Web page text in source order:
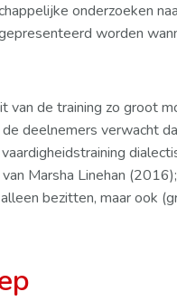
onderzoeken
worden
van de training zo groot
deelnemers verwacht
Marsha Linehan
bezitten, maar ook